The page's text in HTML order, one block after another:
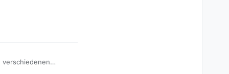
verschiedenen